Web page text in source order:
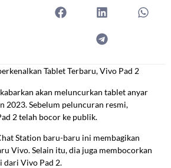
Tablet Terbaru, Vivo Pad 2
akan meluncurkan tablet anyar
2023. Sebelum peluncuran resmi,
2 telah bocor ke publik.
Station baru-baru ini membagikan
Vivo. Selain itu, dia juga membocorkan
dari Vivo Pad 2.